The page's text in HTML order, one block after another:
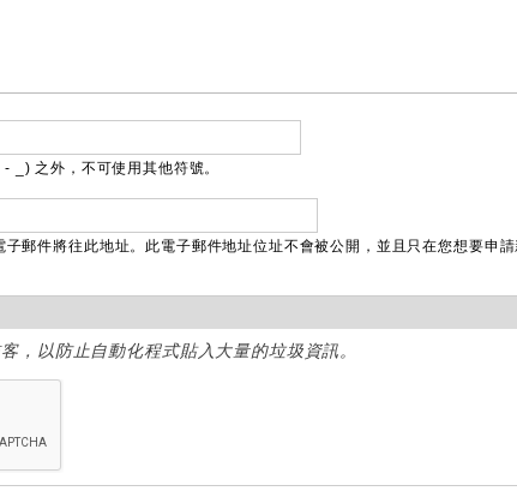
_) 之外，不可使用其他符號。
郵件將往此地址。此電子郵件地址位址不會被公開，並且只在您想要申
，以防止自動化程式貼入大量的垃圾資訊。